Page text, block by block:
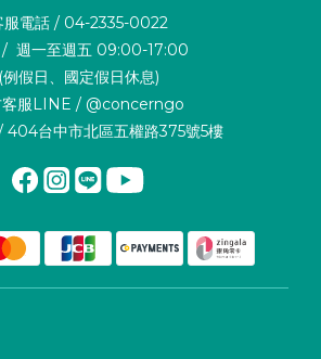
服電話 / 04-2335-0022
/ 週一至週五 09:00-17:00
(例假日、國定假日休息)
客服LINE / @concerngo
404台中市北區五權路375號5樓